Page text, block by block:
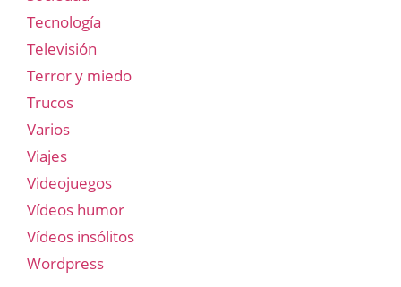
Tecnología
Televisión
Terror y miedo
Trucos
Varios
Viajes
Videojuegos
Vídeos humor
Vídeos insólitos
Wordpress